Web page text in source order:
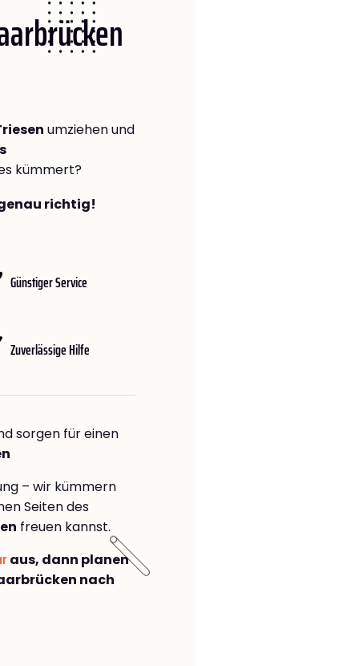
umziehen und
kümmert?
richtig!
Günstiger Service
Zuverlässige Hilfe
sorgen für einen
– wir kümmern
Seiten des
freuen kannst.
aus, dann planen
nach